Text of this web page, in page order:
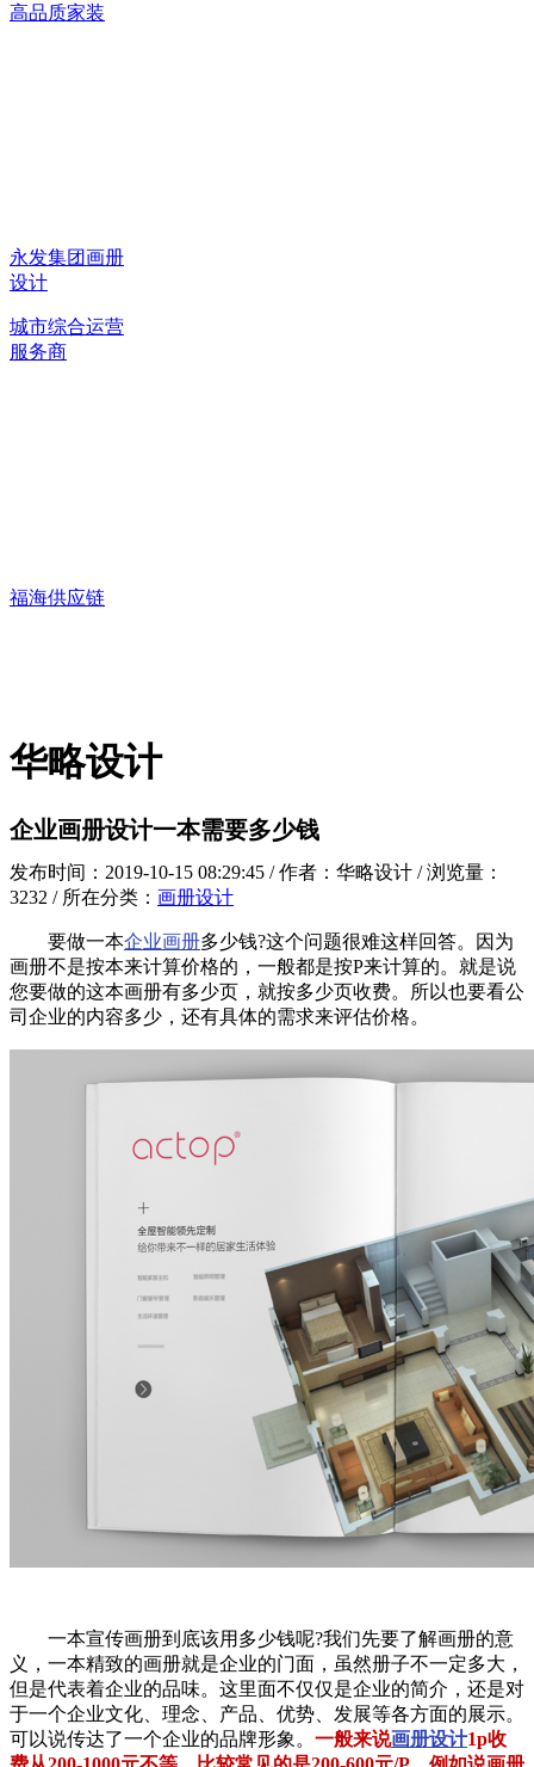
高品质家装
永发集团画册
设计
城市综合运营
服务商
福海供应链
华略设计
企业画册设计一本需要多少钱
发布时间：2019-10-15 08:29:45 / 作者：华略设计 / 浏览量：
3232 / 所在分类： 画册设计
要做一本企业画册多少钱?这个问题很难这样回答。因为
画册不是按本来计算价格的，一般都是按P来计算的。就是说
您要做的这本画册有多少页，就按多少页收费。所以也要看公
司企业的内容多少，还有具体的需求来评估价格。
一本宣传画册到底该用多少钱呢?我们先要了解画册的意
义，一本精致的画册就是企业的门面，虽然册子不一定多大，
但是代表着企业的品味。这里面不仅仅是企业的简介，还是对
于一个企业文化、理念、产品、优势、发展等各方面的展示。
可以说传达了一个企业的品牌形象。 一般来说画册设计1p收